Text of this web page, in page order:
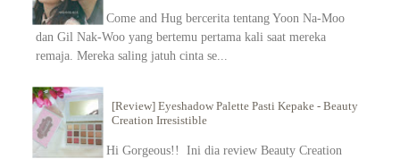
Come and Hug bercerita tentang Yoon Na-Moo
dan Gil Nak-Woo yang bertemu pertama kali saat mereka
remaja. Mereka saling jatuh cinta se...
[Review] Eyeshadow Palette Pasti Kepake - Beauty
Creation Irresistible
Hi Gorgeous!! Ini dia review Beauty Creation